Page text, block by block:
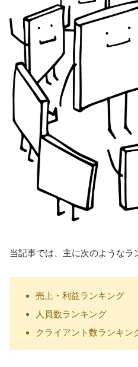
当記事では、主に次のようなラ
売上・利益ランキング
人員数ランキング
クライアント数ランキン